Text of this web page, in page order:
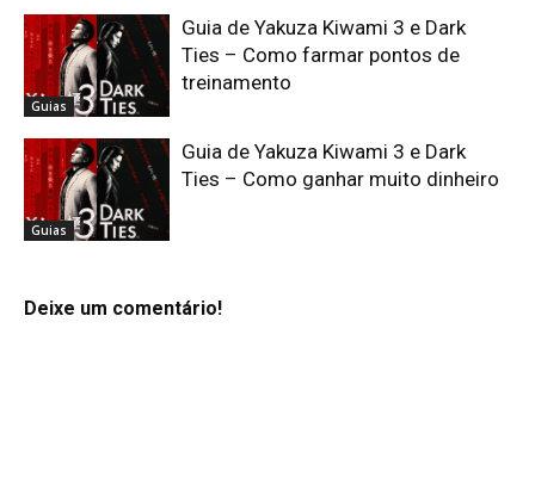
Guias
Guia de Yakuza Kiwami 3 e Dark
Ties – Como farmar pontos de
treinamento
Guias
Guia de Yakuza Kiwami 3 e Dark
Ties – Como ganhar muito dinheiro
Deixe um comentário!